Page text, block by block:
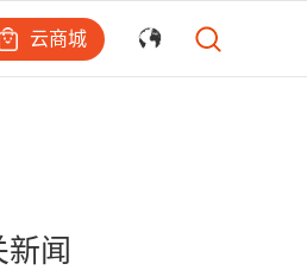
云商城
闻